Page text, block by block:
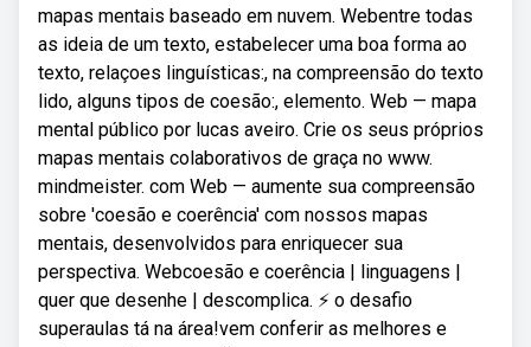
mapas mentais baseado em nuvem. Webentre todas
as ideia de um texto, estabelecer uma boa forma ao
texto, relaçoes linguísticas:, na compreensão do texto
lido, alguns tipos de coesão:, elemento. Web — mapa
mental público por lucas aveiro. Crie os seus próprios
mapas mentais colaborativos de graça no www.
mindmeister. com Web — aumente sua compreensão
sobre 'coesão e coerência' com nossos mapas
mentais, desenvolvidos para enriquecer sua
perspectiva. Webcoesão e coerência | linguagens |
quer que desenhe | descomplica. ⚡ o desafio
superaulas tá na área!vem conferir as melhores e